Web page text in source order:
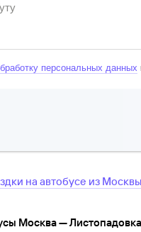
персональных данных
на автобусе из Москвы
Москва — Листопадовка